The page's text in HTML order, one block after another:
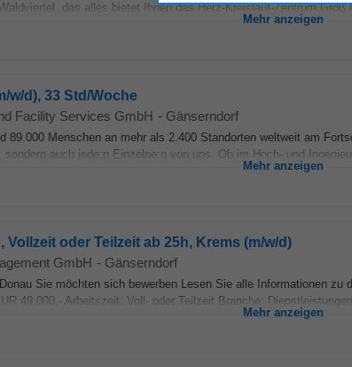
das alles bietet Ihnen das Herz-Kreislauf-Zentrum Groß
Mehr anzeigen
w/d), 33 Std/Woche
Facility Services GmbH - Gänserndorf
89.000 Menschen an mehr als 2.400 Standorten weltweit am
auch jede:n Einzelne:n von uns. Ob im Hoch- und
Mehr anzeigen
Vollzeit oder Teilzeit ab 25h, Krems (m/w/d)
GmbH - Gänserndorf
Sie möchten sich bewerben Lesen Sie alle Informationen
49.000,- Arbeitszeit: Voll- oder Teilzeit Branche:
Mehr anzeigen